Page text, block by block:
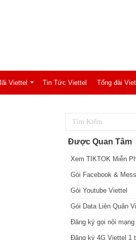
Viettel Tin Tức Viettel Tổng đài
Được Quan Tâm
Xem TIKTOK Miễn
Gói Facebook &
Gói Youtube Viettel
Gói Data Liên Quân
Đăng ký gọi nội mạng
Đăng ký 4G Viettel 1